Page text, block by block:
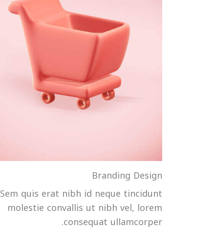
Branding Design
Sem quis erat nibh id neque tincidunt
molestie convallis ut nibh vel, lorem
consequat ullamcorper.